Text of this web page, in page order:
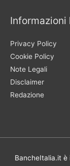
Informazioni
Privacy Policy
Cookie Policy
Note Legali
Disclaimer
Redazione
BancheItalia.it è